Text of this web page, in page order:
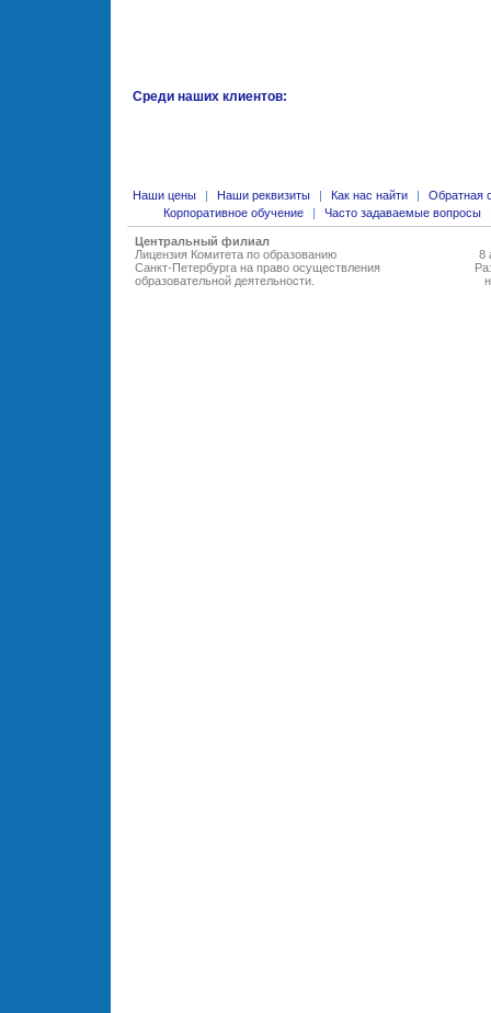
Среди наших клиентов:
Наши цены | Наши реквизиты | Как нас найти |
Обратная
Корпоративное обучение
| Часто задаваемые вопросы
Центральный филиал
Лицензия Комитета по образованию
Санкт-Петербурга на право осуществления
образовательной деятельности
8